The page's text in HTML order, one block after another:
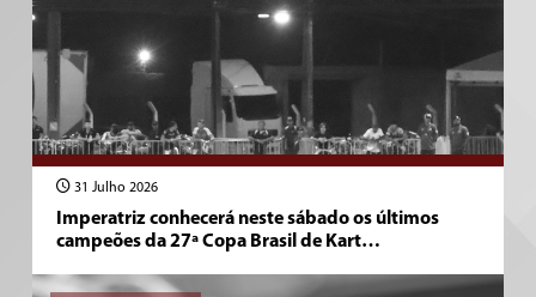
31 Julho 2026
Imperatriz conhecerá neste sábado os últimos
campeões da 27ª Copa Brasil de Kart…